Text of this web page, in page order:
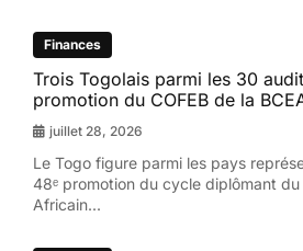
Finances
Trois Togolais parmi les 30
promotion du COFEB de la
juillet 28, 2026
Le Togo figure parmi les pays
48ᵉ promotion du cycle diplômant du
Africain...